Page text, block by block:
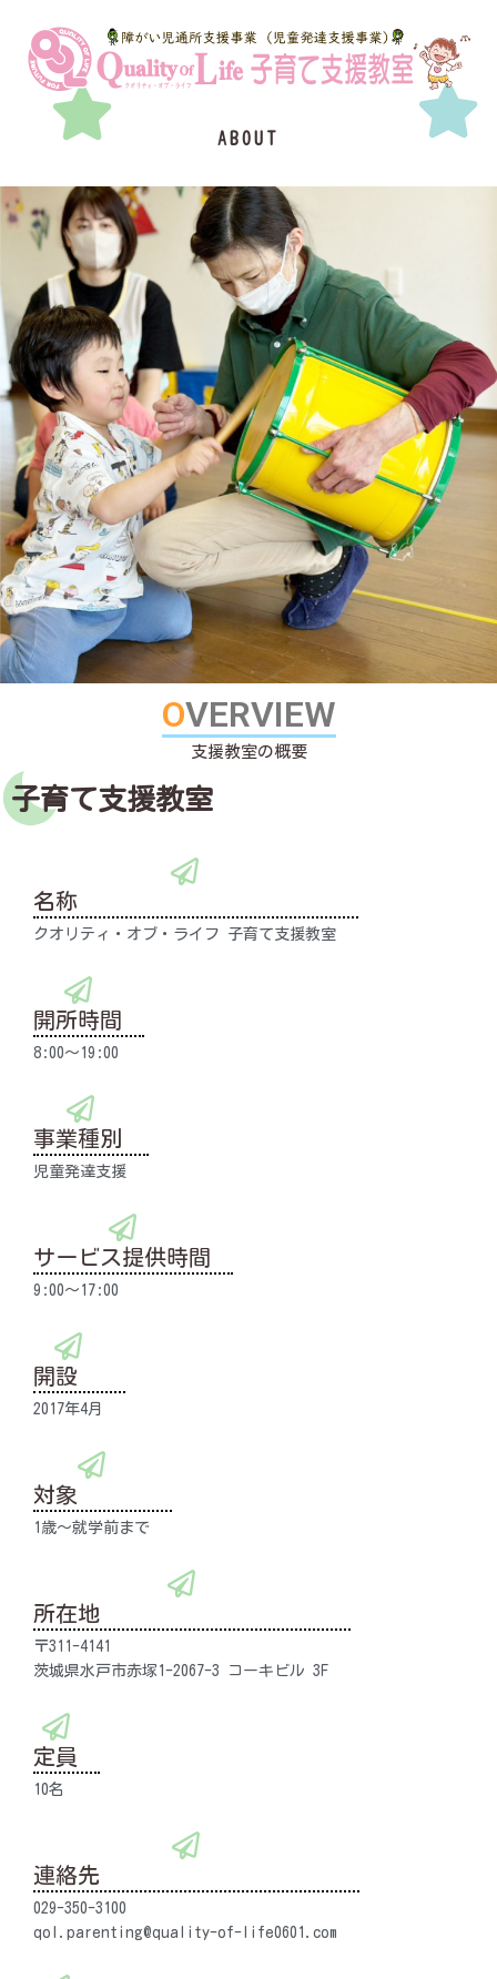
ABOUT
OVERVIEW
支援教室の概要
子育て支援教室
名称
クオリティ・オブ・ライフ 子育て支援教室
開所時間
8:00～19:00
事業種別
児童発達支援
サービス提供時間
9:00～17:00
開設
2017年4月
対象
1歳～就学前まで
所在地
〒311-4141
茨城県水戸市赤塚1-2067-3 コーキビル 3F
定員
10名
連絡先
029-350-3100
qol.parenting@quality-of-life0601.com